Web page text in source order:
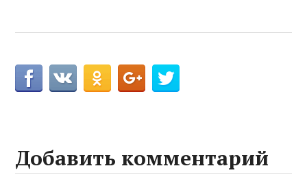
Добавить комментарий